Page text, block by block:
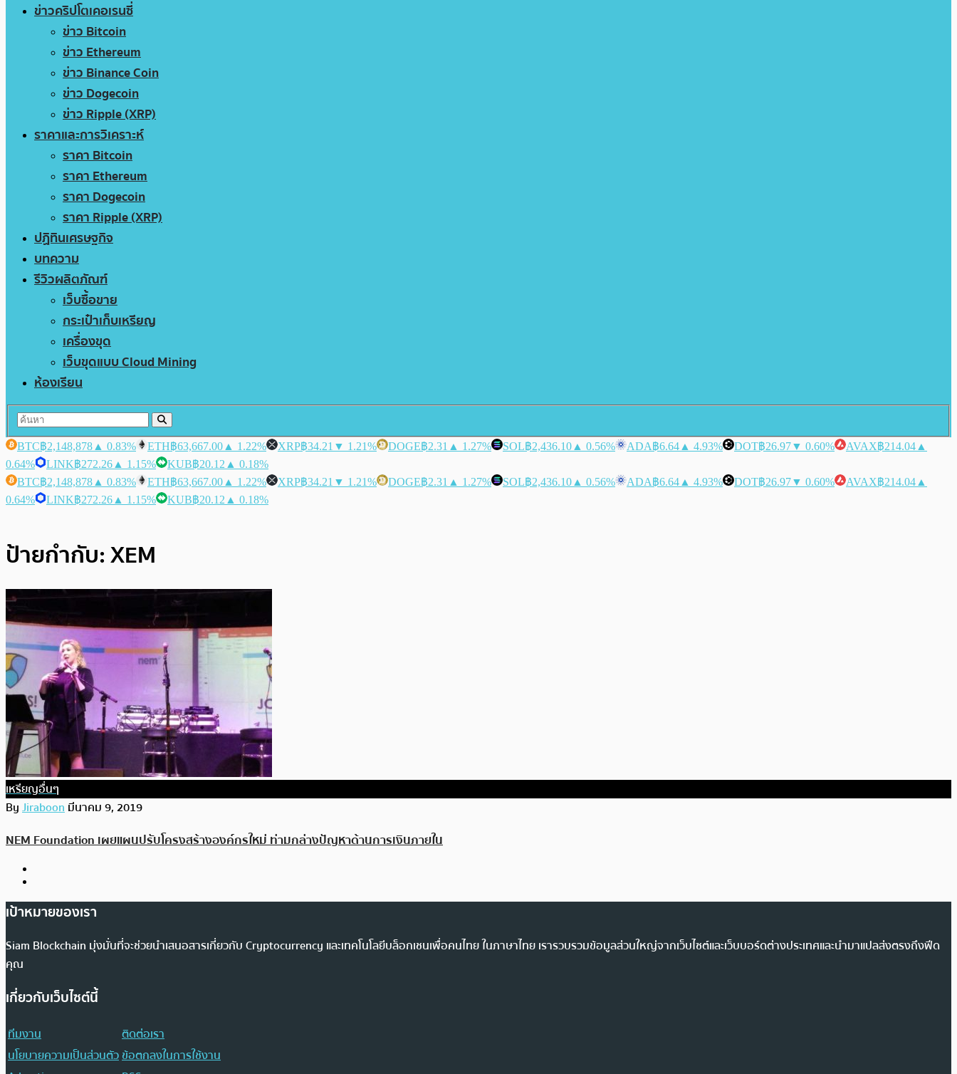
ข่าวคริปโตเคอเรนซี่
ข่าว Bitcoin
ข่าว Ethereum
ข่าว Binance Coin
ข่าว Dogecoin
ข่าว Ripple (XRP)
ราคาและการวิเคราะห์
ราคา Bitcoin
ราคา Ethereum
ราคา Dogecoin
ราคา Ripple (XRP)
ปฏิทินเศรษฐกิจ
บทความ
รีวิวผลิตภัณฑ์
เว็บซื้อขาย
กระเป๋าเก็บเหรียญ
เครื่องขุด
เว็บขุดแบบ Cloud Mining
ห้องเรียน
BTC฿2,148,878 ▲ 0.83% ETH฿63,667.00 ▲ 1.22% XRP฿34.21 ▼ 1.21% DOGE฿2.31 ▲ 1.27% SOL฿2,436.10 ▲ 0.56% ADA฿6.64 ▲ 4.93% DOT฿26.97▼ 0.60% AVAX฿214.04 ▲
0.64%
LINK฿272.26 ▲ 1.15% KUB฿20.12 ▲ 0.18%
BTC฿2,148,878 ▲ 0.83% ETH฿63,667.00 ▲ 1.22% XRP฿34.21 ▼ 1.21% DOGE฿2.31 ▲ 1.27% SOL฿2,436.10 ▲ 0.56% ADA฿6.64 ▲ 4.93% DOT฿26.97▼ 0.60% AVAX฿214.04 ▲
0.64%
LINK฿272.26 ▲ 1.15% KUB฿20.12 ▲ 0.18%
ป้ายกำกับ:XEM
เหรียญอื่นๆ
ByJiraboonมีนาคม 9, 2019
NEM Foundation เผยแผนปรับโครงสร้างองค์กรใหม่ ท่ามกล่างปัญหาด้านการเงินภายใน
เป้าหมายของเรา
Siam Blockchain มุ่งมั่นที่จะช่วยนำเสนอสารเกี่ยวกับ Cryptocurrency และเทคโนโลยีบล็อกเชนเพื่อคนไทย ในภาษาไทย เรารวบรวมข้อมูลส่วนใหญ่จากเว็บไซต์และเว็บบอร์ดต่างประเทศและนำมาแปลส่งตรงถึงฟีด
คุณ
เกี่ยวกับเว็บไซต์นี้
ทีมงาน
ติดต่อเรา
นโยบายความเป็นส่วนตัวข้อตกลงในการใช้งาน